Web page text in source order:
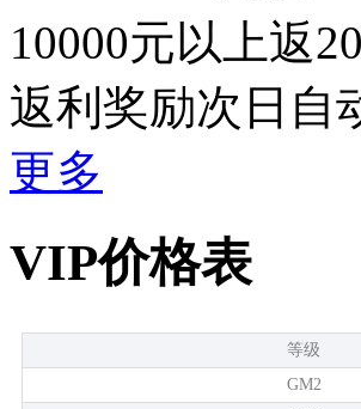
10000元以上返
返利奖励次日自
更多
VIP价格表
等级
GM2